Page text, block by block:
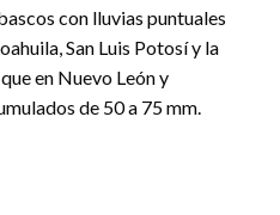
con lluvias puntuales
San Luis Potosí y la
en Nuevo León y
de 50 a 75 mm.